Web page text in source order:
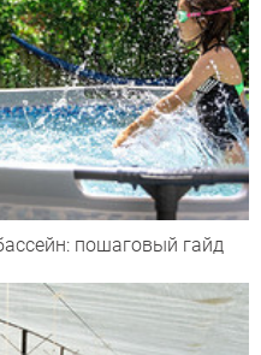
пошаговый гайд